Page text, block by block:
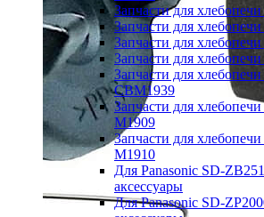
Запчасти для
Запчасти для
Запчасти для
Запчасти для
Запчасти для
CBM1939
Запчасти для
M1909
Запчасти для
M1910
Для Panasonic SD-
аксессуары
Для Panasonic SD-